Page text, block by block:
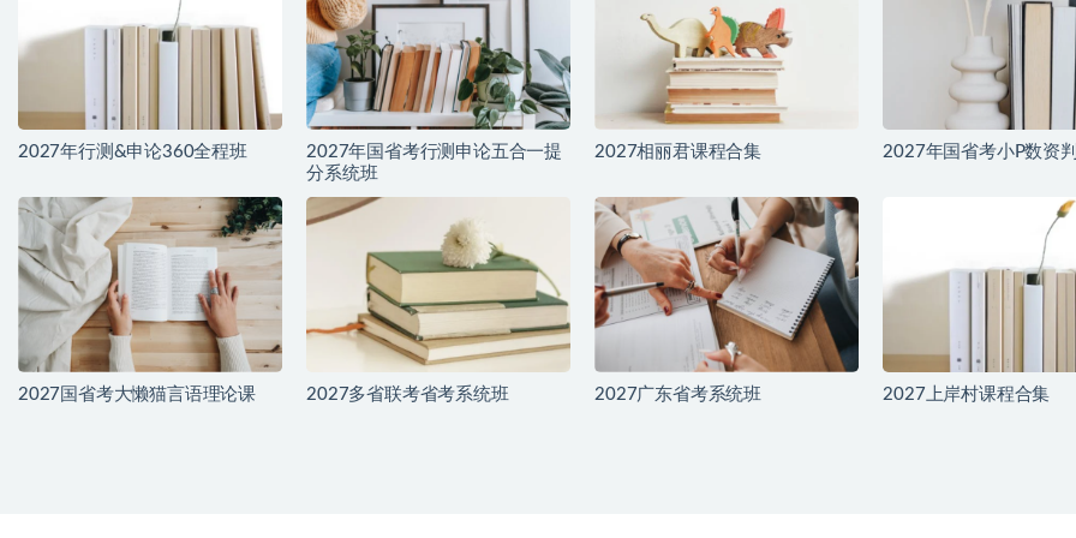
2027年行测&申论360全程班
2027年国省考行测申论五合一提
分系统班
2027相丽君课程合集 2027年国省考小P数资
2027国省考大懒猫言语理论课 2027多省联考省考系统班 2027广东省考系统班 2027上岸村课程合集